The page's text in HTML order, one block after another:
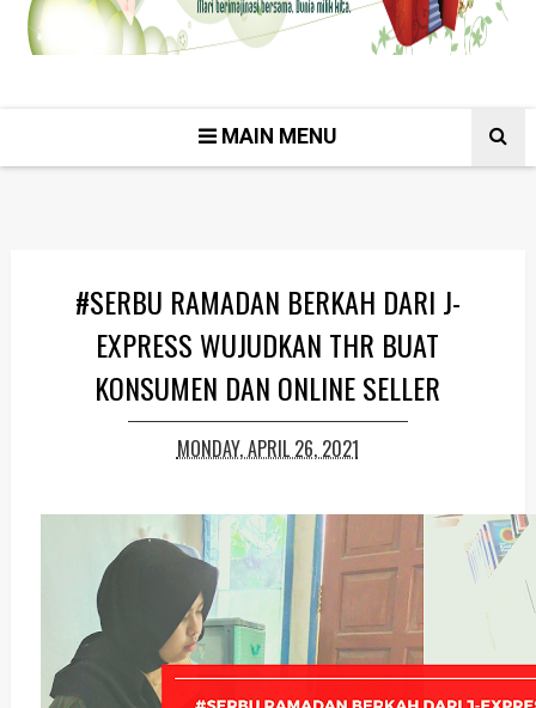
MAIN MENU
#SERBU RAMADAN BERKAH DARI J-
EXPRESS WUJUDKAN THR BUAT
KONSUMEN DAN ONLINE SELLER
MONDAY, APRIL 26, 2021